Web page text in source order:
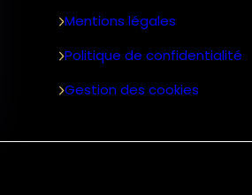
Mentions légales
Politique de confidentialité
Gestion des cookies